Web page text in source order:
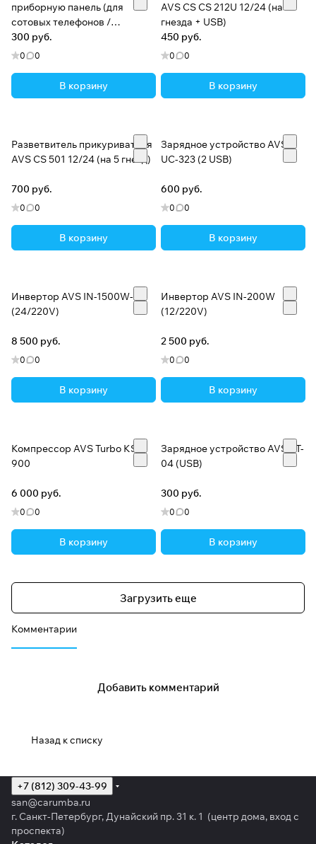
приборную панель (для
сотовых телефонов /
КПК/GPS)
300 руб.
0 0
В корзину
AVS CS CS 212U 12/24 (на 2
гнезда + USB)
450 руб.
0 0
В корзину
Разветвитель прикуривателя
AVS CS 501 12/24 (на 5 гнезд)
700 руб.
0 0
В корзину
Зарядное устройство AVS
UC-323 (2 USB)
600 руб.
0 0
В корзину
Инвертор AVS IN-1500W-24
(24/220V)
8 500 руб.
0 0
В корзину
Инвертор AVS IN-200W
(12/220V)
2 500 руб.
0 0
В корзину
Компрессор AVS Turbo KS
900
6 000 руб.
0 0
В корзину
Зарядное устройство AVS ST-
04 (USB)
300 руб.
0 0
В корзину
Загрузить еще
Комментарии
Добавить комментарий
Назад к списку
+7 (812) 309-43-99
san@carumba.ru
г. Санкт-Петербург, Дунайский пр. 31 к. 1 (центр дома, вход с
проспекта)